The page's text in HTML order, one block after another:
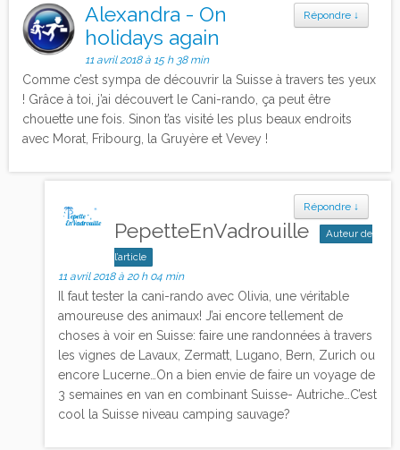
Répondre ↓
Alexandra - On
holidays again
11 avril 2018 à 15 h 38 min
Comme c’est sympa de découvrir la Suisse à travers tes yeux
! Grâce à toi, j’ai découvert le Cani-rando, ça peut être
chouette une fois. Sinon t’as visité les plus beaux endroits
avec Morat, Fribourg, la Gruyère et Vevey !
Répondre ↓
PepetteEnVadrouille
Auteur de
l’article
11 avril 2018 à 20 h 04 min
Il faut tester la cani-rando avec Olivia, une véritable
amoureuse des animaux! J’ai encore tellement de
choses à voir en Suisse: faire une randonnées à travers
les vignes de Lavaux, Zermatt, Lugano, Bern, Zurich ou
encore Lucerne…On a bien envie de faire un voyage de
3 semaines en van en combinant Suisse- Autriche…C’est
cool la Suisse niveau camping sauvage?